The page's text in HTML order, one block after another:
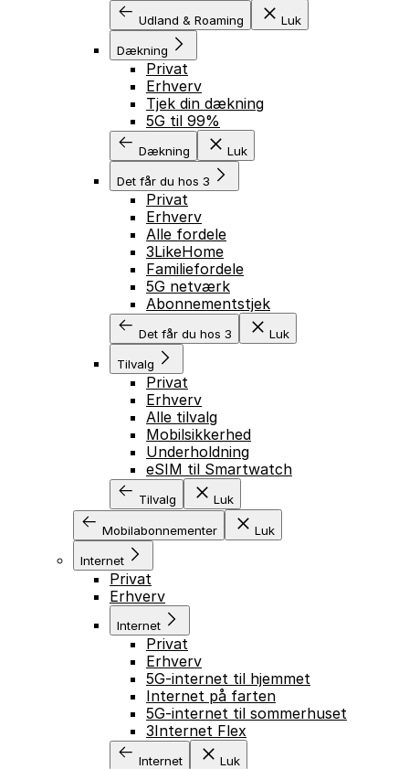
Udland & Roaming Luk
Dækning
Privat
Erhverv
Tjek din dækning
5G til 99%
Dækning Luk
Det får du hos 3
Privat
Erhverv
Alle fordele
3LikeHome
Familiefordele
5G netværk
Abonnementstjek
Det får du hos 3 Luk
Tilvalg
Privat
Erhverv
Alle tilvalg
Mobilsikkerhed
Underholdning
eSIM til Smartwatch
Tilvalg Luk
Mobilabonnementer Luk
Internet
Privat
Erhverv
Internet
Privat
Erhverv
5G-internet til hjemmet
Internet på farten
5G-internet til sommerhuset
3Internet Flex
Internet Luk